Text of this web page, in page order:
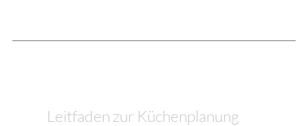
Leitfaden zur Küchenplanung